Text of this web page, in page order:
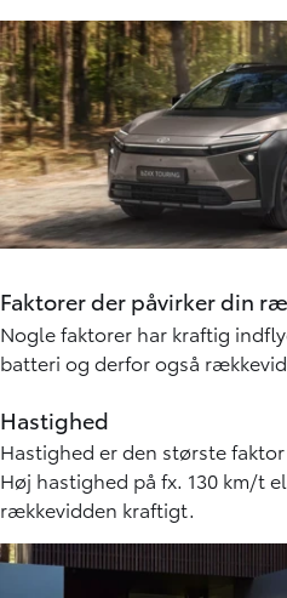
Faktorer der påvirker din
Nogle faktorer har kraftig
batteri og derfor også
Hastighed
Hastighed er den største
Høj hastighed på fx. 130 km/t
rækkevidden kraftigt.